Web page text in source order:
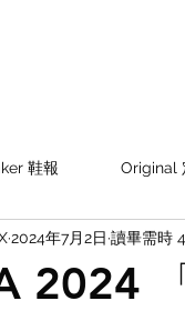
鞋報 Original
2024
2024年7月2日 讀畢需時